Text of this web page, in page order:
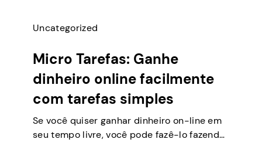
Uncategorized
Micro Tarefas: Ganhe
dinheiro online facilmente
com tarefas simples
Se você quiser ganhar dinheiro on-line em
seu tempo livre, você pode fazê-lo fazendo